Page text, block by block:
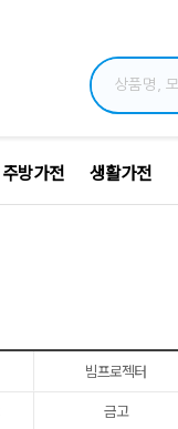
주방가전 생활가전
빔프로젝터
금고